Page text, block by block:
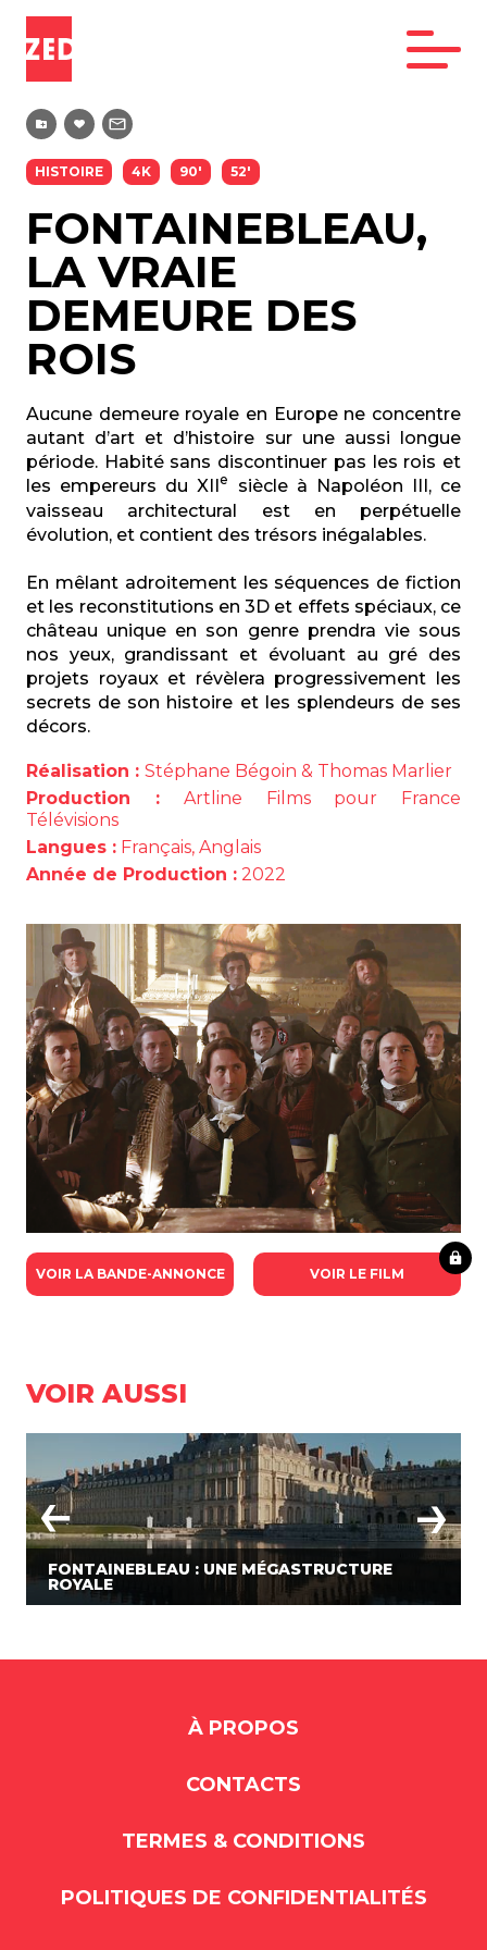
HISTOIRE 4K 90' 52'
FONTAINEBLEAU,
LA VRAIE
DEMEURE DES
ROIS
Aucune demeure royale en Europe ne concentre
autant d’art et d’histoire sur une aussi longue
période. Habité sans discontinuer pas les rois et
les empereurs du XIIe
siècle à Napoléon III, ce
vaisseau architectural est en perpétuelle
évolution, et contient des trésors inégalables.
En mêlant adroitement les séquences de fiction
et les reconstitutions en 3D et effets spéciaux, ce
château unique en son genre prendra vie sous
nos yeux, grandissant et évoluant au gré des
projets royaux et révèlera progressivement les
secrets de son histoire et les splendeurs de ses
décors.
Réalisation : Stéphane Bégoin & Thomas Marlier
Production :Artline Films pour France
Télévisions
Langues : Français, Anglais
Année de Production : 2022
VOIR LA BANDE-ANNONCE VOIR LE FILM
VOIR AUSSI
FONTAINEBLEAU : UNE MÉGASTRUCTURE
ROYALE
À PROPOS
CONTACTS
TERMES & CONDITIONS
POLITIQUES DE CONFIDENTIALITÉS